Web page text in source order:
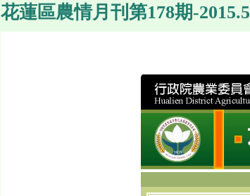
花蓮區農情月刊第178期-2015.5